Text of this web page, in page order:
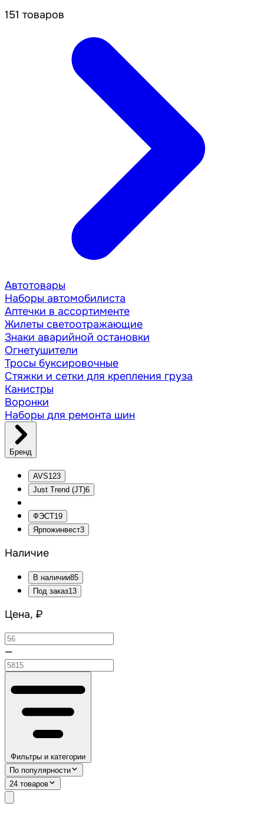
151 товаров
Автотовары
Наборы автомобилиста
Аптечки в ассортименте
Жилеты светоотражающие
Знаки аварийной остановки
Огнетушители
Тросы буксировочные
Стяжки и сетки для крепления груза
Канистры
Воронки
Наборы для ремонта шин
Бренд
AVS123
Just Trend (JT)6
ФЭСТ19
Ярпожинвест3
Наличие
В наличии85
Под заказ13
Цена, ₽
—
Фильтры и категории
По популярности
24 товаров